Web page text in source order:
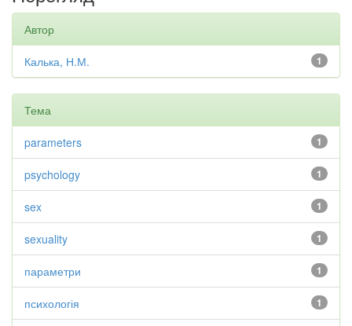
Автор
1
Калька, Н.М.
Тема
1
parameters
1
psychology
1
sex
1
sexuality
1
параметри
1
психологія